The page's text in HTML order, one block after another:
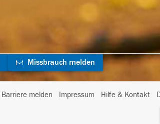
Missbrauch melden
Barriere melden Impressum Hilfe & Kontakt